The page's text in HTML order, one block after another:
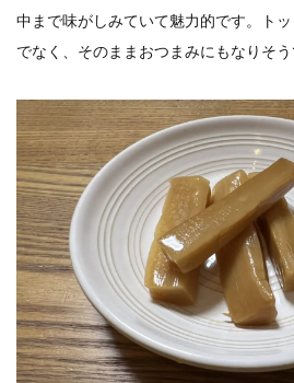
中まで味がしみていて魅力的です。ト
でなく、そのままおつまみにもなりそう